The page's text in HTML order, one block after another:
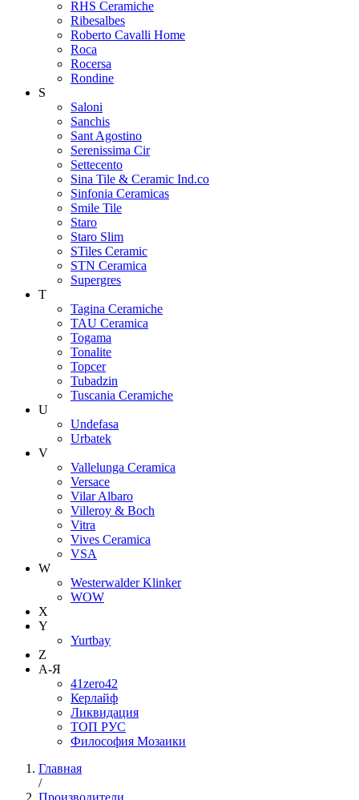
RHS Ceramiche
Ribesalbes
Roberto Cavalli Home
Roca
Rocersa
Rondine
S
Saloni
Sanchis
Sant Agostino
Serenissima Cir
Settecento
Sina Tile & Ceramic Ind.co
Sinfonia Ceramicas
Smile Tile
Staro
Staro Slim
STiles Ceramic
STN Ceramica
Supergres
T
Tagina Ceramiche
TAU Ceramica
Togama
Tonalite
Topcer
Tubadzin
Tuscania Ceramiche
U
Undefasa
Urbatek
V
Vallelunga Ceramica
Versace
Vilar Albaro
Villeroy & Boch
Vitra
Vives Ceramica
VSA
W
Westerwalder Klinker
WOW
X
Y
Yurtbay
Z
А-Я
41zero42
Керлайф
Ликвидация
ТОП РУС
Философия Мозаики
Главная
/
Производители